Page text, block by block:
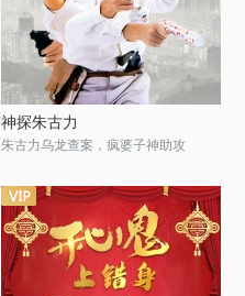
神探朱古力
朱古力乌龙查案，疯婆子神助攻